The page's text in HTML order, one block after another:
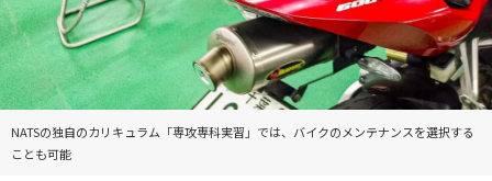
NATSの独自のカリキュラム「専攻専科実習」では、バイクのメンテナンスを選択する
ことも可能